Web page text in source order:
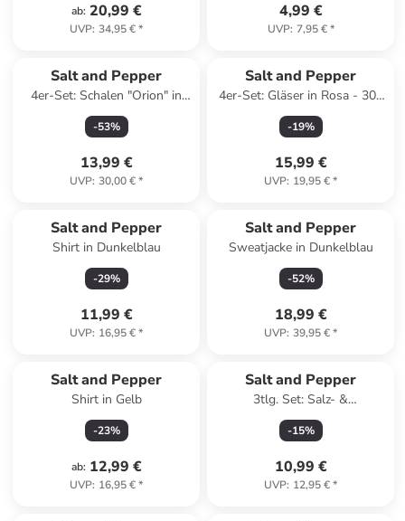
ab: 20,99 €
UVP: 34,95 €*
4,99 €
UVP: 7,95 €*
Salt and Pepper
4er-Set: Schalen "Orion" in
Beige - (H)5 x Ø 10 cm
-53%
13,99 €
UVP: 30,00 €*
Salt and Pepper
4er-Set: Gläser in Rosa - 300
ml
-19%
15,99 €
UVP: 19,95 €*
Salt and Pepper
Shirt in Dunkelblau
-29%
11,99 €
UVP: 16,95 €*
Salt and Pepper
Sweatjacke in Dunkelblau
-52%
18,99 €
UVP: 39,95 €*
Salt and Pepper
Shirt in Gelb
-23%
ab: 12,99 €
UVP: 16,95 €*
Salt and Pepper
3tlg. Set: Salz- &
Pfefferstreuer "Duo" in Grün/
Lila - (H)7 cm
-15%
10,99 €
UVP: 12,95 €*